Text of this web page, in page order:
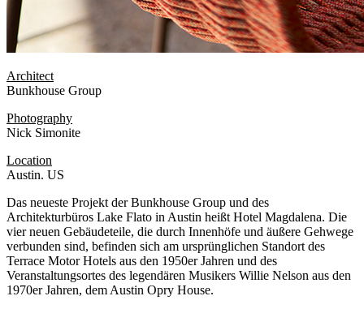
Architect
Bunkhouse Group
Photography
Nick Simonite
Location
Austin. US
Das neueste Projekt der Bunkhouse Group und des
Architekturbüros Lake Flato in Austin heißt Hotel Magdalena. Die
vier neuen Gebäudeteile, die durch Innenhöfe und äußere Gehwege
verbunden sind, befinden sich am ursprünglichen Standort des
Terrace Motor Hotels aus den 1950er Jahren und des
Veranstaltungsortes des legendären Musikers Willie Nelson aus den
1970er Jahren, dem Austin Opry House.